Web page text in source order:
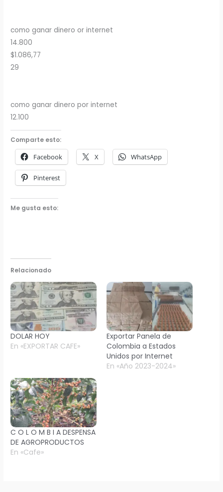
como ganar dinero or internet
14.800
$1.086,77
29
como ganar dinero por internet
12.100
Comparte esto:
Facebook X WhatsApp
Pinterest
Me gusta esto:
Relacionado
DOLAR HOY
En «EXPORTAR CAFE»
Exportar Panela de
Colombia a Estados
Unidos por Internet
En «Año 2023-2024»
C O L O M B I A DESPENSA
DE AGROPRODUCTOS
En «Cafe»